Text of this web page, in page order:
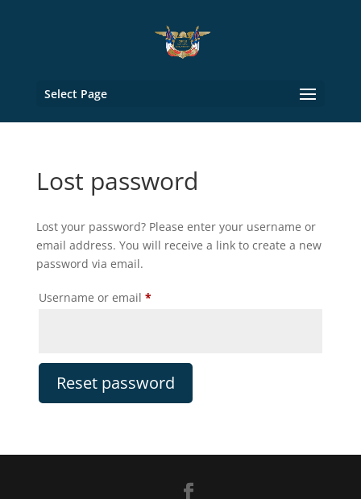
Select Page
Lost password
Lost your password? Please enter your username or
email address. You will receive a link to create a new
password via email.
Username or email *Required
Reset password